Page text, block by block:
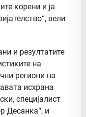
корени и ја
вели
и резултатите
на
региони на
исхрана
специјалист
Десанка“, и